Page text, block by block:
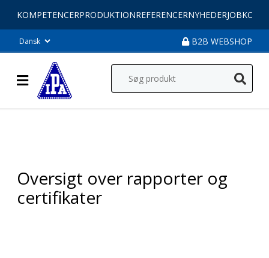
KOMPETENCERPRODUKTIONREFERENCERNYHEDERJOB
B2B WEBSHOP
Oversigt over rapporter og
certifikater